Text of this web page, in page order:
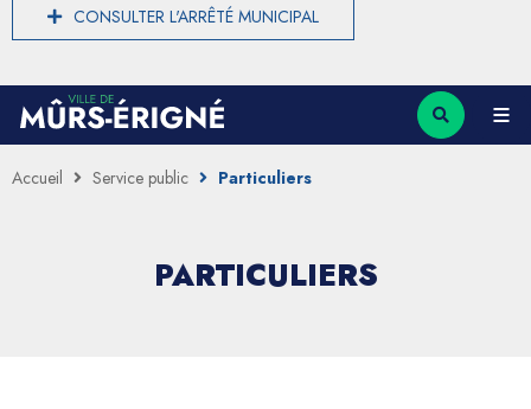
CONSULTER L'ARRÊTÉ MUNICIPAL
Accueil Service public Particuliers
PARTICULIERS